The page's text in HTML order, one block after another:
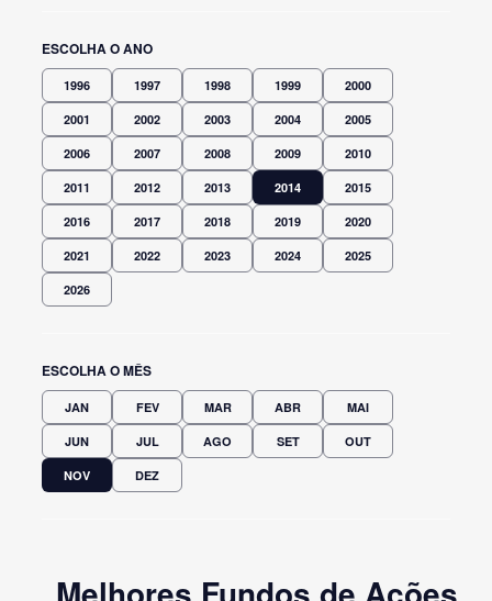
ESCOLHA O ANO
1996 1997 1998 1999 2000
2001 2002 2003 2004 2005
2006 2007 2008 2009 2010
2011 2012 2013 2014 2015
2016 2017 2018 2019 2020
2021 2022 2023 2024 2025
2026
ESCOLHA O MÊS
JAN FEV MAR ABR MAI
JUN JUL AGO SET OUT
NOV DEZ